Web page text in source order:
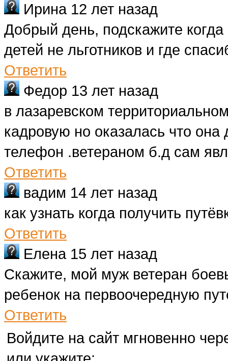
Ирина 12 лет назад
Добрый день, подскажите
детей не льготников и где
Ответить
Федор 13 лет назад
в лазаревском
кадровую но оказалась что
телефон .ветераном б.д сам
Ответить
вадим 14 лет назад
как узнать когда получить
Ответить
Елена 15 лет назад
Скажите, мой муж ветеран
ребенок на первоочередную
Ответить
Войдите на сайт мгновенно